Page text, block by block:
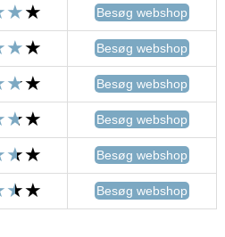
Besøg webshop
Besøg webshop
Besøg webshop
Besøg webshop
Besøg webshop
Besøg webshop